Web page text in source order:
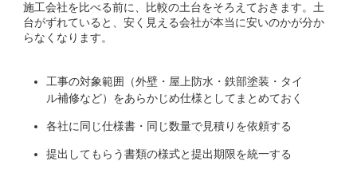
施工会社を比べる前に、比較の土台をそろえておきます。土
台がずれていると、安く見える会社が本当に安いのかが分か
らなくなります。
工事の対象範囲（外壁・屋上防水・鉄部塗装・タイ
ル補修など）をあらかじめ仕様としてまとめておく
各社に同じ仕様書・同じ数量で見積りを依頼する
提出してもらう書類の様式と提出期限を統一する